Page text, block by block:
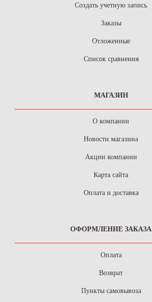
Создать учетную запись
Заказы
Отложенные
Список сравнения
МАГАЗИН
О компании
Новости магазина
Акции компании
Карта сайта
Оплата и доставка
ОФОРМЛЕНИЕ ЗАКАЗА
Оплата
Возврат
Пункты самовывоза